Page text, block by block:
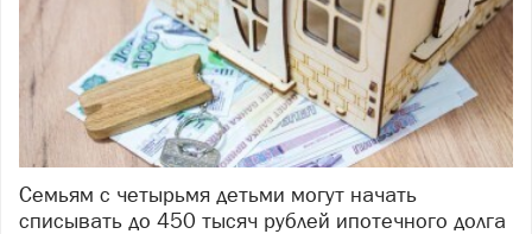
Семьям с четырьмя детьми могут начать
списывать до 450 тысяч рублей ипотечного долга